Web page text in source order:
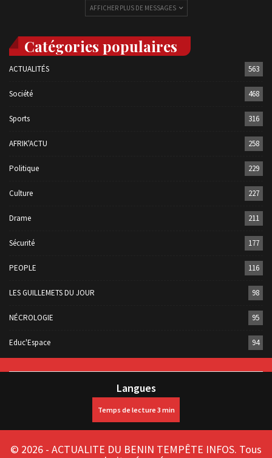
AFFICHER PLUS DE MESSAGES
Catégories populaires
ACTUALITÉS 563
Société 468
Sports 316
AFRIK'ACTU 258
Politique 229
Culture 227
Drame 211
Sécurité 177
PEOPLE 116
LES GUILLEMETS DU JOUR 98
NÉCROLOGIE 95
Educ'Espace 94
Langues
© 2026 - ACTUALITE DU BENIN TEMPÊTE INFOS. Tous